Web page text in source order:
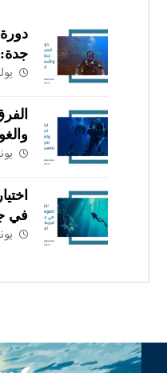
جدة:
يوليو
يونيو
في
إلىيونيو